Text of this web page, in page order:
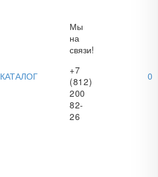
КАТАЛОГ
Мы
на
связи!
+7
(812)
200
82-
26
0